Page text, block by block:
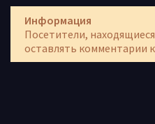
Информация
Посетители,
оставлять комментарии